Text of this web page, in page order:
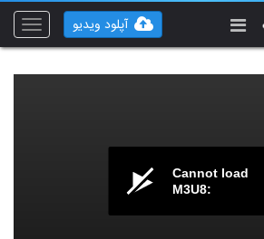
Toggle
آپلود ویدیو
Cannot load
M3U8: